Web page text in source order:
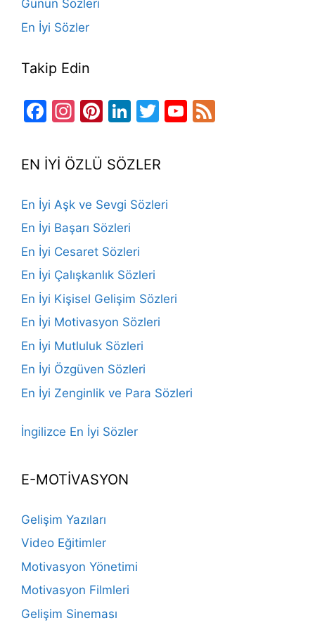
Günün Sözleri
En İyi Sözler
Takip Edin
Facebook
Instagram
Pinterest
LinkedIn
TwitterYouTube
EN İYİ ÖZLÜ SÖZLER
En İyi Aşk ve Sevgi Sözleri
En İyi Başarı Sözleri
En İyi Cesaret Sözleri
En İyi Çalışkanlık Sözleri
En İyi Kişisel Gelişim Sözleri
En İyi Motivasyon Sözleri
En İyi Mutluluk Sözleri
En İyi Özgüven Sözleri
En İyi Zenginlik ve Para Sözleri
İngilizce En İyi Sözler
E-MOTİVASYON
Gelişim Yazıları
Video Eğitimler
Motivasyon Yönetimi
Motivasyon Filmleri
Gelişim Sineması